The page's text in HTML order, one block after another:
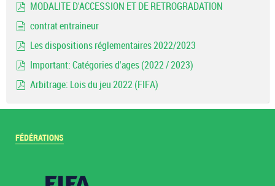
MODALITE D'ACCESSION ET DE RETROGRADATION
contrat entraineur
Les dispositions réglementaires 2022/2023
Important: Catégories d'ages (2022 / 2023)
Arbitrage: Lois du jeu 2022 (FIFA)
FÉDÉRATIONS